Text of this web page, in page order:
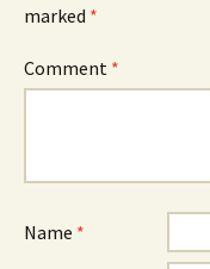
marked *
Comment *
Name *